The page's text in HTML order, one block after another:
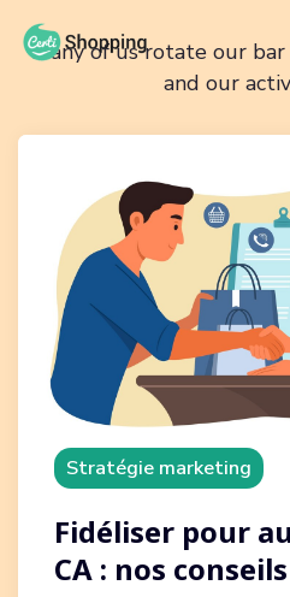
Many of us rotate our
and our
Stratégie marketing
Fidéliser pour
CA : nos conseils